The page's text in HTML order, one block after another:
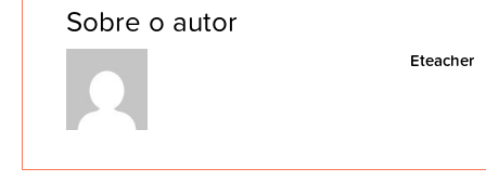
Sobre o autor
Eteacher